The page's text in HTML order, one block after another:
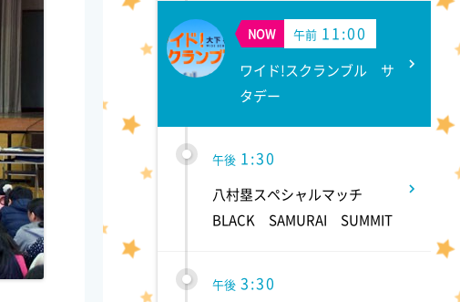
NOW 午前 11:00
ワイド!スクランブル サ
タデー
午後 1:30
八村塁スペシャルマッチ
BLACK SAMURAI SUMMIT
午後 3:30